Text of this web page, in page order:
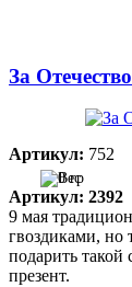
За
Артикул: 752
0 гр
Артикул: 2392
9 мая
гвоздиками, но
подарить
презент.